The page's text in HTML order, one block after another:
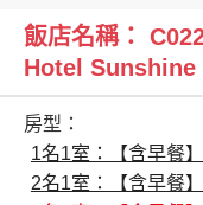
飯店名稱：
Hotel Sunshine
房型：
1名1室：【含早餐
2名1室：【含早餐